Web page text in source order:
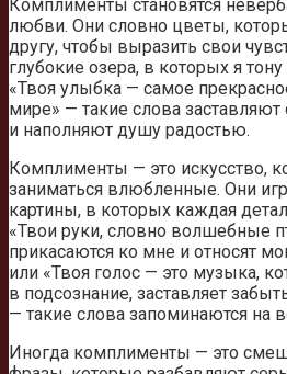
Комплименты становятся
любви. Они словно цветы,
другу, чтобы выразить свои
глубокие озера, в которых я
«Твоя улыбка — самое
мире» — такие слова
и наполняют душу радостью.
Комплименты — это искусство,
заниматься влюбленные. Они
картины, в которых каждая
«Твои руки, словно волшебные
прикасаются ко мне и относят
или «Твоя голос — это музыка,
в подсознание, заставляет
— такие слова запоминаются на
Иногда комплименты — это